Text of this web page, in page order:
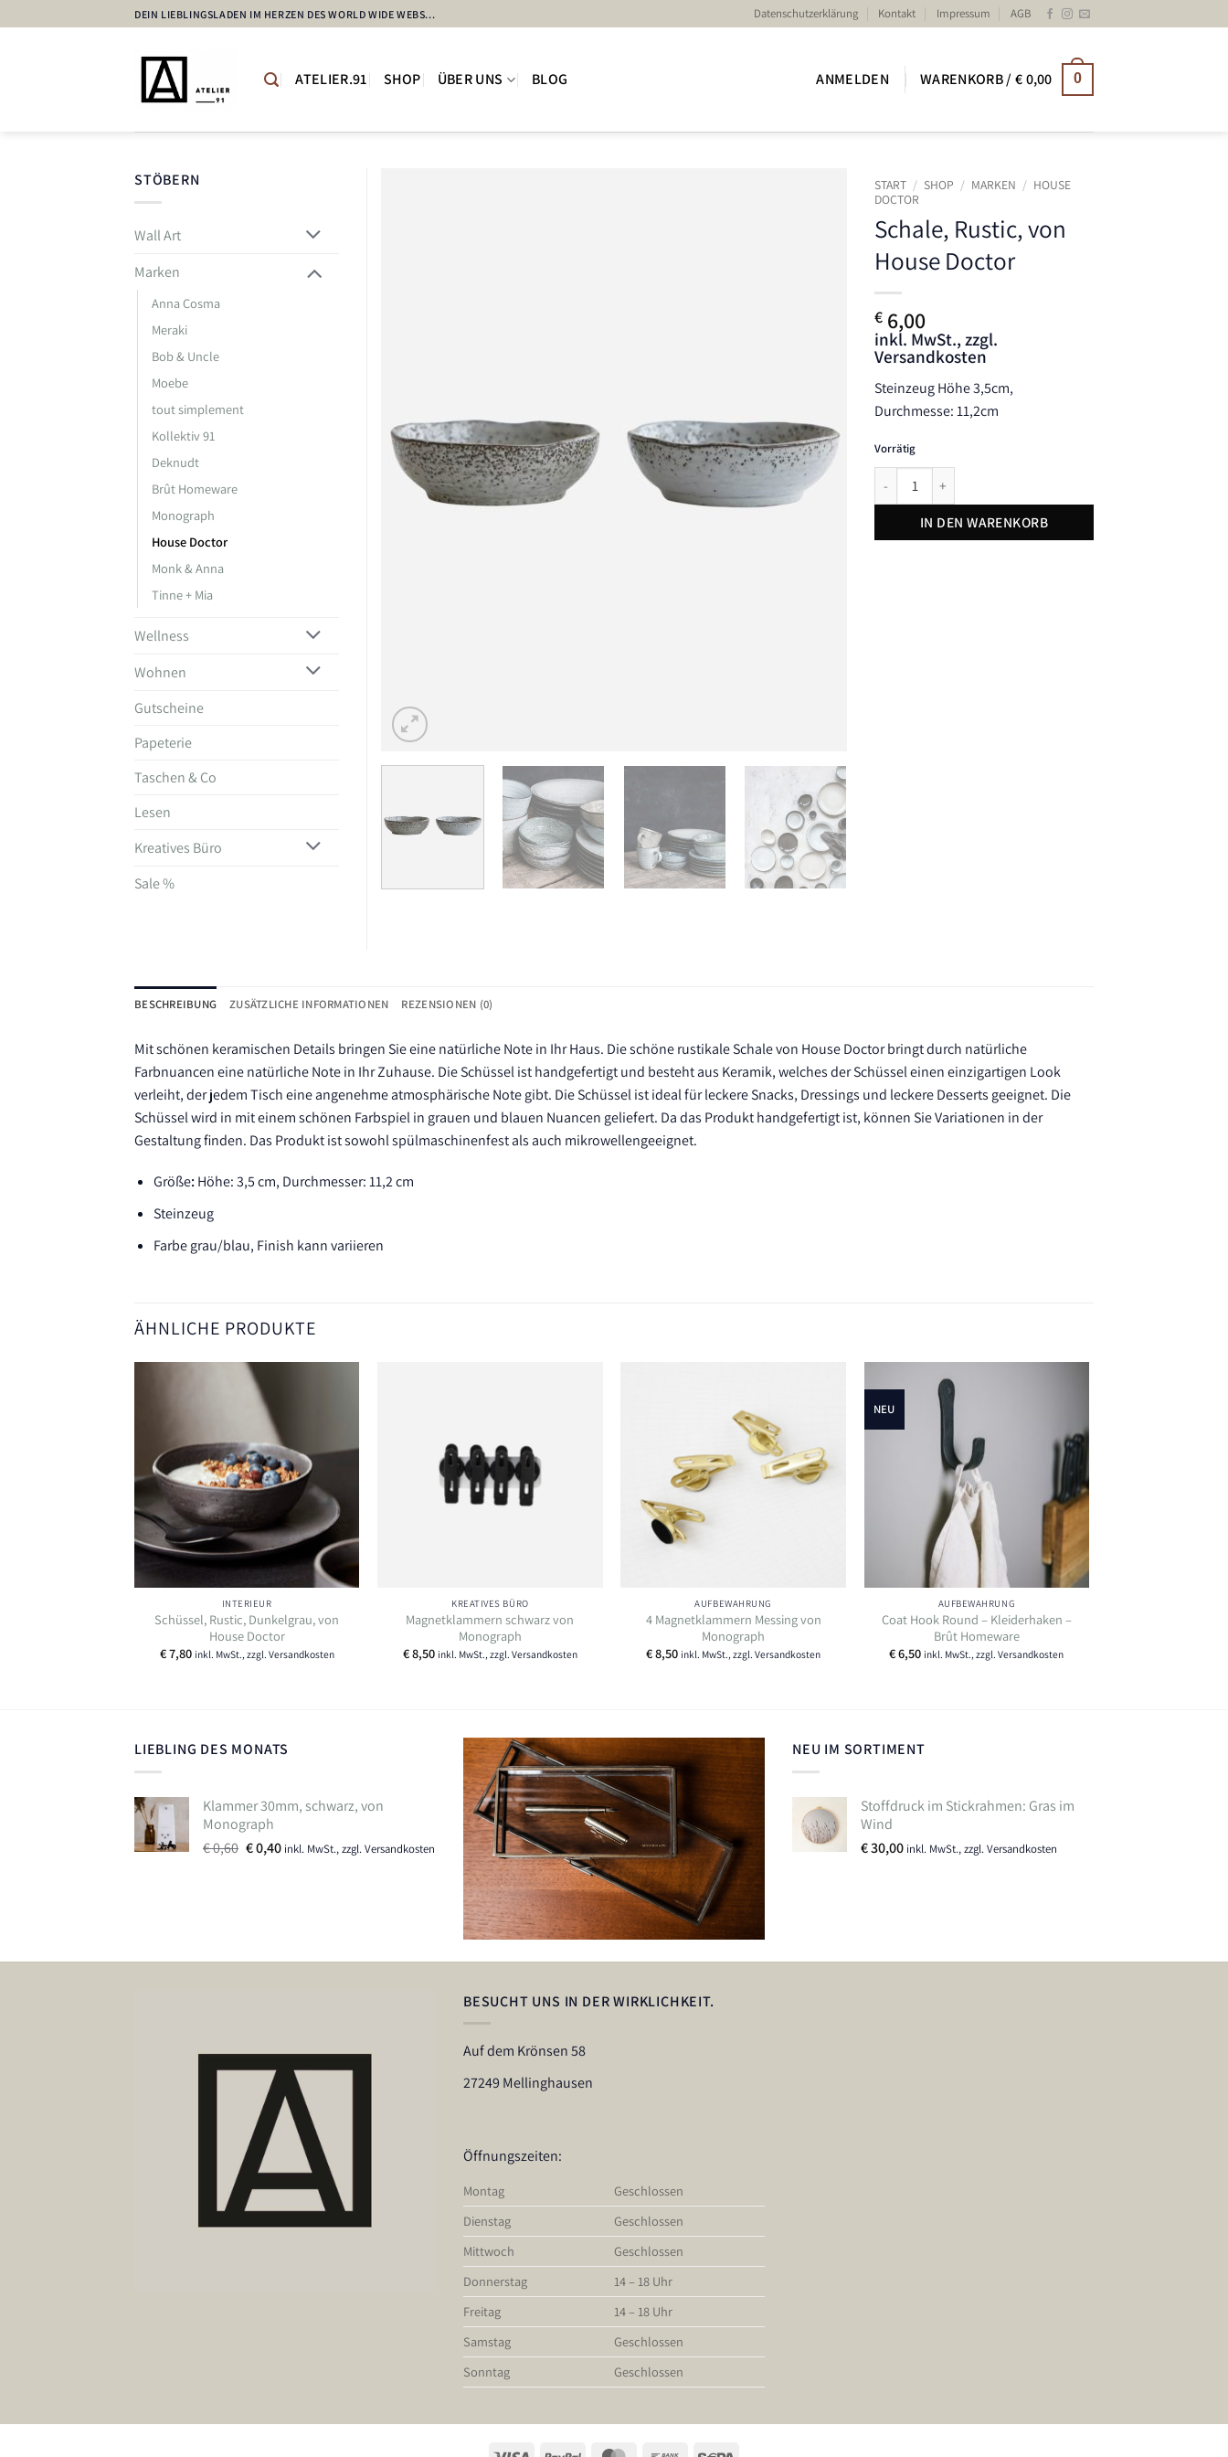
Inhalt
DEIN LIEBLINGSLADEN IM HERZEN DES WORLD WIDE WEBS... Datenschutzerklärung Kontakt Impressum AGB
ATELIER.91 SHOP ÜBER UNS BLOG ANMELDEN WARENKORB / €0,00 0
START / SHOP / MARKEN / HOUSE
DOCTOR
Schale, Rustic, von
House Doctor
€ 6,00
inkl. MwSt., zzgl.
Versandkosten
Steinzeug Höhe 3,5cm,
Durchmesse: 11,2cm
Vorrätig
Schale, Rustic, von House Doctor Menge
IN DEN WARENKORB
STÖBERN
Wall Art
Marken
Anna Cosma
Meraki
Bob & Uncle
Moebe
tout simplement
Kollektiv 91
Deknudt
Brût Homeware
Monograph
House Doctor
Monk & Anna
Tinne + Mia
Wellness
Wohnen
Gutscheine
Papeterie
Taschen & Co
Lesen
Kreatives Büro
Sale %
BESCHREIBUNG ZUSÄTZLICHE INFORMATIONEN REZENSIONEN (0)
Mit schönen keramischen Details bringen Sie eine natürliche Note in Ihr Haus. Die schöne rustikale Schale von House Doctor bringt durch natürliche
Farbnuancen eine natürliche Note in Ihr Zuhause. Die Schüssel ist handgefertigt und besteht aus Keramik, welches der Schüssel einen einzigartigen Look
verleiht, der jedem Tisch eine angenehme atmosphärische Note gibt. Die Schüssel ist ideal für leckere Snacks, Dressings und leckere Desserts geeignet. Die
Schüssel wird in mit einem schönen Farbspiel in grauen und blauen Nuancen geliefert. Da das Produkt handgefertigt ist, können Sie Variationen in der
Gestaltung finden. Das Produkt ist sowohl spülmaschinenfest als auch mikrowellengeeignet.
Größe:Höhe: 3,5 cm, Durchmesser: 11,2 cm
Steinzeug
Farbe grau/blau, Finish kann variieren
ÄHNLICHE PRODUKTE
INTERIEUR
Schüssel, Rustic, Dunkelgrau, von
House Doctor
€7,80 inkl. MwSt., zzgl. Versandkosten
KREATIVES BÜRO
Magnetklammern schwarz von
Monograph
€8,50 inkl. MwSt., zzgl. Versandkosten
Wunschliste
AUFBEWAHRUNG
4 Magnetklammern Messing von
Monograph
€8,50 inkl. MwSt., zzgl. Versandkosten
NEU
AUFBEWAHRUNG
Coat Hook Round – Kleiderhaken –
Brût Homeware
€6,50 inkl. MwSt., zzgl. Versandkosten
LIEBLING DES MONATS
Klammer 30mm, schwarz, von
Monograph
€0,60 Ursprünglicher
€0,40Aktueller
inkl. MwSt., zzgl. Versandkosten
NEU IM SORTIMENT
Stoffdruck im Stickrahmen: Gras im
Wind
€30,00 inkl. MwSt., zzgl. Versandkosten
BESUCHT UNS IN DER WIRKLICHKEIT.
Auf dem Krönsen 58
27249 Mellinghausen
Öffnungszeiten:
Montag
Geschlossen
Dienstag
Geschlossen
Mittwoch
Geschlossen
Donnerstag
14 – 18 Uhr
Freitag
14 – 18 Uhr
Samstag
Geschlossen
Sonntag
Geschlossen